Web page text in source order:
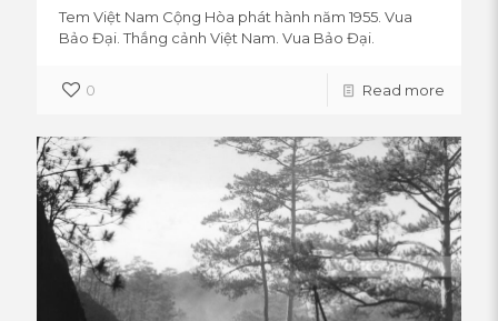
Tem Việt Nam Cộng Hòa phát hành năm 1955. Vua
Bảo Đại. Thắng cảnh Việt Nam. Vua Bảo Đại.
0 Read more